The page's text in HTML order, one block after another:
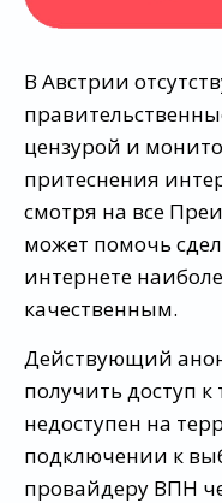
В Австрии
цензурой и
притеснения
смотря на все
может помочь
интернете
качественным.
Действующий
получить доступ
недоступен на
подключении к
провайдеру ВПН